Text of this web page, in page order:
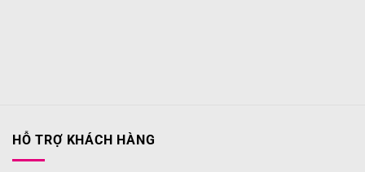
HỖ TRỢ KHÁCH HÀNG